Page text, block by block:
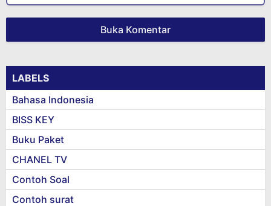
Buka Komentar
LABELS
Bahasa Indonesia
BISS KEY
Buku Paket
CHANEL TV
Contoh Soal
Contoh surat